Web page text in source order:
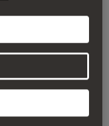
CONDIZIONI
Tedesco
Italiano